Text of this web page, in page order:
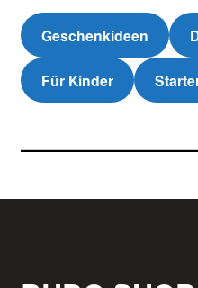
Geschenkideen
Für Kinder